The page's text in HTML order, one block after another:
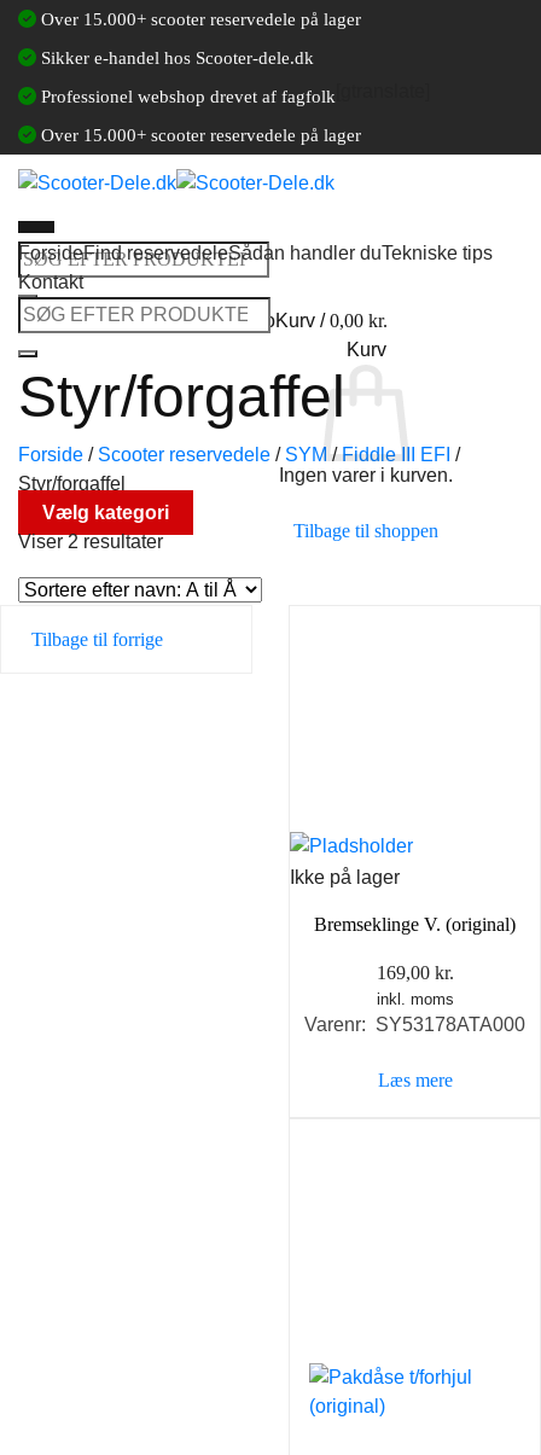
Fortsæt
indhold
Over 15.000+ scooter reservedele på lager
Sikker e-handel hos Scooter-dele.dk
Professionel webshop drevet af fagfolk
Over 15.000+ scooter reservedele på lager
Søg
efter:
Log ind / Opret en kundekontoKurv /0,00 kr.
Kurv
Ingen varer i kurven.
Tilbage til shoppen
ForsideFind reservedeleSådan handler duTekniske tips
Kontakt
Søg
efter:
Styr/forgaffel
Forside / Scooter reservedele / SYM / Fiddle III EFI /
Styr/forgaffel
Vælg kategori
Viser 2 resultater
Tilbage til forrige
Ikke på lager
Bremseklinge V. (original)
169,00 kr.
inkl. moms
Varenr: SY53178ATA000
Læs mere